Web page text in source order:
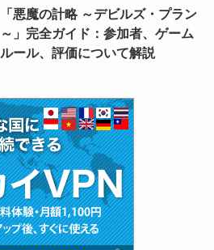
「悪魔の計略 ～デビルズ・プラン
～」完全ガイド：参加者、ゲーム
ルール、評価について解説